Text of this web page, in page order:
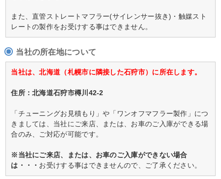
また、直管ストレートマフラー(サイレンサー抜き)・触媒スト
レートの製作をお受けする事はできません。
当社の所在地について
当社は、北海道（札幌市に隣接した石狩市）に所在します。
住所：北海道石狩市樽川42-2
「チューニングお見積もり」や「ワンオフマフラー製作」につ
きましては、当社にご来店、または、お車のご入庫ができる場
合のみ、ご対応が可能です。
※当社にご来店、または、お車のご入庫ができない場合
は・・・ お受けする事はできませんので、ご了承ください。